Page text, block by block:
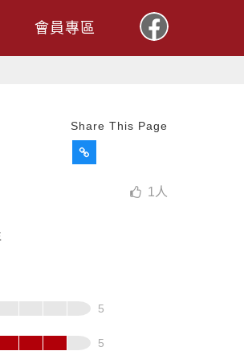
會員專區
Share This Page
1 人